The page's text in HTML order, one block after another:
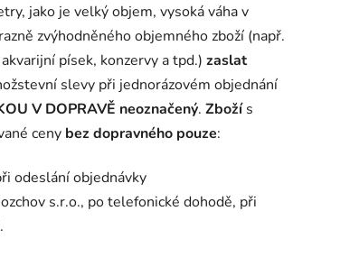
jako je velký objem, vysoká váha v
zvýhodněného objemného zboží (např.
písek, konzervy a tpd.) zaslat
slevy při jednorázovém objednání
V DOPRAVĚ neoznačený. Zbožís
ceny bez dopravného pouze:
odeslání objednávky
s.r.o., po telefonické dohodě, při